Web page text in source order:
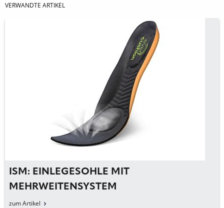
VERWANDTE ARTIKEL
ISM: EINLEGESOHLE MIT
MEHRWEITENSYSTEM
zum Artikel